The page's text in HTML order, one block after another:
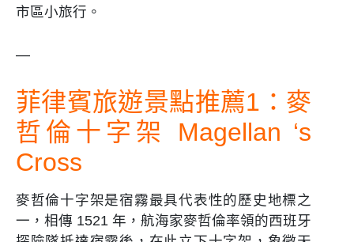
市區小旅行。
—
菲律賓旅遊景點推薦1：麥
哲倫十字架 Magellan ‘s
Cross
麥哲倫十字架是宿霧最具代表性的歷史地標之
一，相傳 1521 年，航海家麥哲倫率領的西班牙